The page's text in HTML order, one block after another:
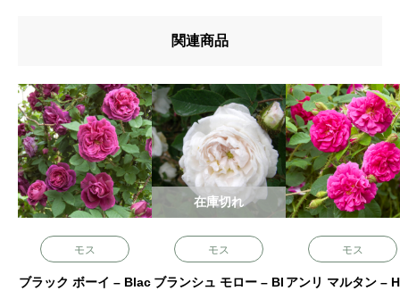
関連商品
モス
ブラック ボーイ – Blac
モス
ブランシュ モロー – Bl
在庫切れ
モス
アンリ マルタン –